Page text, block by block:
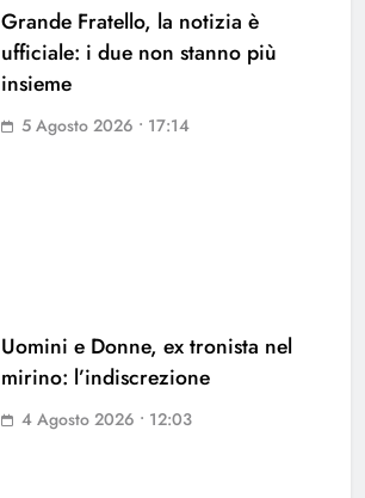
Grande Fratello, la notizia è
ufficiale: i due non stanno più
insieme
5 Agosto 2026 • 17:14
Uomini e Donne, ex tronista nel
mirino: l’indiscrezione
4 Agosto 2026 • 12:03